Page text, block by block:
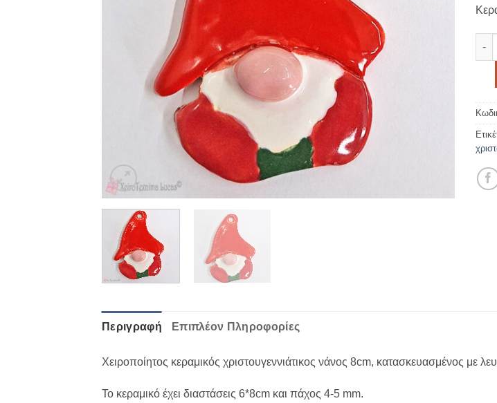
Περιγραφή Επιπλέον Πληροφορίες
Χειροποίητος κεραμικός χριστουγεννιάτικος νάνος 8cm, κατασκευασμένος με
Το κεραμικό έχει διαστάσεις 6*8cm και πάχος 4-5 mm.